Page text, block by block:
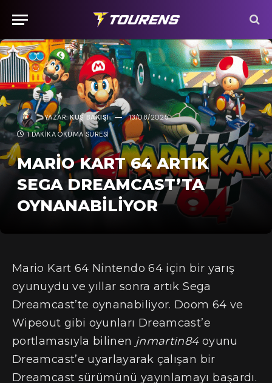
YAZAR: KUŞ BAKIŞI 13/08/2025
1 DAKIKA OKUMA SÜRESI
MARIO KART 64 ARTIK
SEGA DREAMCAST’TA
OYNANABILIYOR
Mario Kart 64 Nintendo 64 için bir yarış
oyunuydu ve yıllar sonra artık Sega
Dreamcast’te oynanabiliyor. Doom 64 ve
Wipeout gibi oyunları Dreamcast’e
portlamasıyla bilinen jnmartin84oyunu
Dreamcast’e uyarlayarak çalışan bir
Dreamcast sürümünü yayınlamayı başardı.